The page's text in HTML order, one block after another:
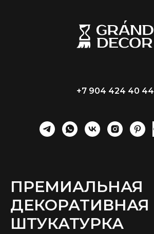
+7 904 424 40 44
ПРЕМИАЛЬНАЯ
ДЕКОРАТИВНАЯ
ШТУКАТУРКА